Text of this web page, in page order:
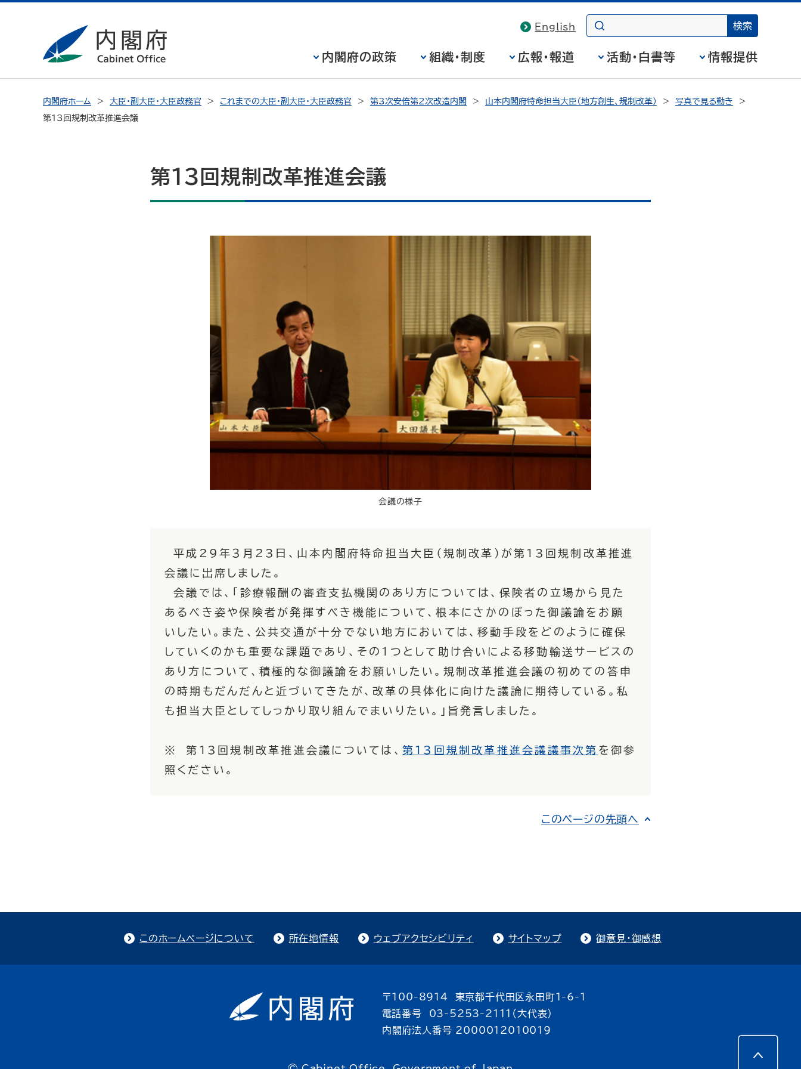
English
内閣府の政策 組織・制度 広報・報道 活動・白書等 情報提供
内閣府ホーム 大臣・副大臣・大臣政務官 これまでの大臣・副大臣・大臣政務官 第3次安倍第2次改造内閣 山本内閣府特命担当大臣（地方創生、規制改革）
写真で見る動き
第13回規制改革推進会議
第13回規制改革推進会議
会議の様子
平成29年３月23日、山本内閣府特命担当大臣（規制改革）が第13回規制改革推進
会議に出席しました。
会議では、「診療報酬の審査支払機関のあり方については、保険者の立場から見た
あるべき姿や保険者が発揮すべき機能について、根本にさかのぼった御議論をお願
いしたい。また、公共交通が十分でない地方においては、移動手段をどのように確保
していくのかも重要な課題であり、その１つとして助け合いによる移動輸送サービスの
あり方について、積極的な御議論をお願いしたい。規制改革推進会議の初めての答申
の時期もだんだんと近づいてきたが、改革の具体化に向けた議論に期待している。私
も担当大臣としてしっかり取り組んでまいりたい。」旨発言しました。
※ 第13回規制改革推進会議については、 第13回規制改革推進会議議事次第 を御参
照ください。
このページの先頭へ
このホームページについて 所在地情報 ウェブアクセシビリティ サイトマップ 御意見・御感想
〒100-8914 東京都千代田区永田町1-6-1
電話番号 03-5253-2111（大代表）
内閣府法人番号 2000012010019